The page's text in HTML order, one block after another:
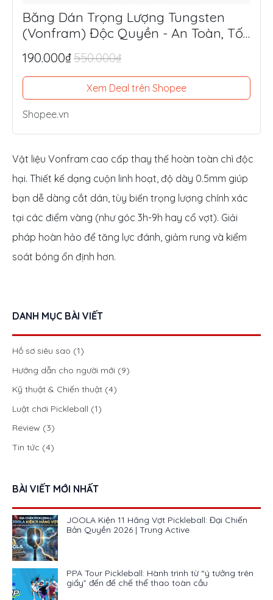
Băng Dán Trọng Lượng Tungsten
(Vonfram) Độc Quyền - An Toàn, Tối
Ưu Lực Đánh, Điểm Ngọt
190.000₫550.000₫
Xem Deal trên Shopee
Shopee.vn
Vật liệu Vonfram cao cấp thay thế hoàn toàn chì độc
hại. Thiết kế dạng cuộn linh hoạt, độ dày 0.5mm giúp
bạn dễ dàng cắt dán, tùy biến trọng lượng chính xác
tại các điểm vàng (như góc 3h-9h hay cổ vợt). Giải
pháp hoàn hảo để tăng lực đánh, giảm rung và kiểm
soát bóng ổn định hơn.
DANH MỤC BÀI VIẾT
Hồ sơ siêu sao (1)
Hướng dẫn cho người mới (9)
Kỹ thuật & Chiến thuật (4)
Luật chơi Pickleball (1)
Review (3)
Tin tức (4)
BÀI VIẾT MỚI NHẤT
JOOLA Kiện 11 Hãng Vợt Pickleball: Đại Chiến
Bản Quyền 2026 | Trung Active
PPA Tour Pickleball: Hành trình từ “ý tưởng trên
giấy” đến đế chế thể thao toàn cầu